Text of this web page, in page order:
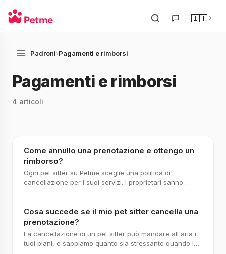
🇮🇹
Padroni›Pagamenti e rimborsi
Pagamenti e rimborsi
4 articoli
Come annullo una prenotazione e ottengo un
rimborso?
Ogni pet sitter su Petme sceglie una politica di
cancellazione per i suoi servizi. I proprietari sanno
Cosa succede se il mio pet sitter cancella una
prenotazione?
La cancellazione di un pet sitter può mandare all'aria i
tuoi piani, e sappiamo quanto sia stressante quando la